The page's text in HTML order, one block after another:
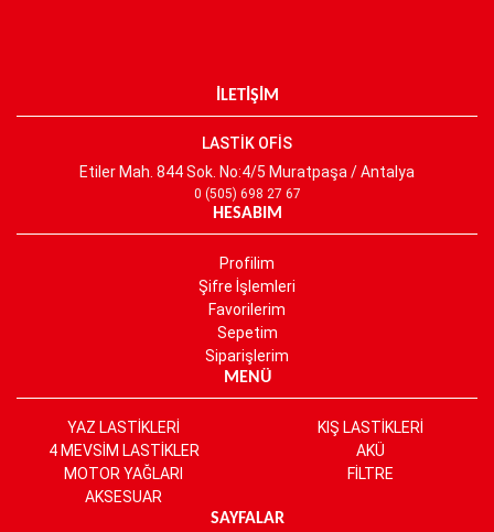
İLETİŞİM
LASTİK OFİS
Etiler Mah. 844 Sok. No:4/5 Muratpaşa / Antalya
0 (505) 698 27 67
HESABIM
Profilim
Şifre İşlemleri
Favorilerim
Sepetim
Siparişlerim
MENÜ
YAZ LASTİKLERİ
KIŞ LASTİKLERİ
4 MEVSİM LASTİKLER
AKÜ
MOTOR YAĞLARI
FİLTRE
AKSESUAR
SAYFALAR